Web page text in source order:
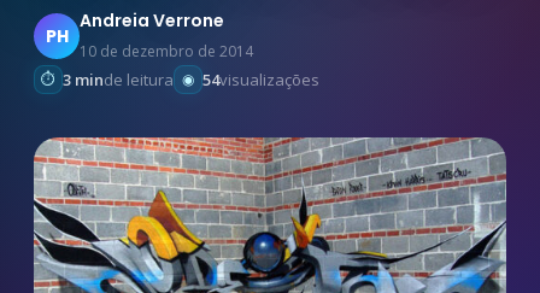
PH
Andreia Verrone
10 de dezembro de 2014
3 minde leitura 54visualizações